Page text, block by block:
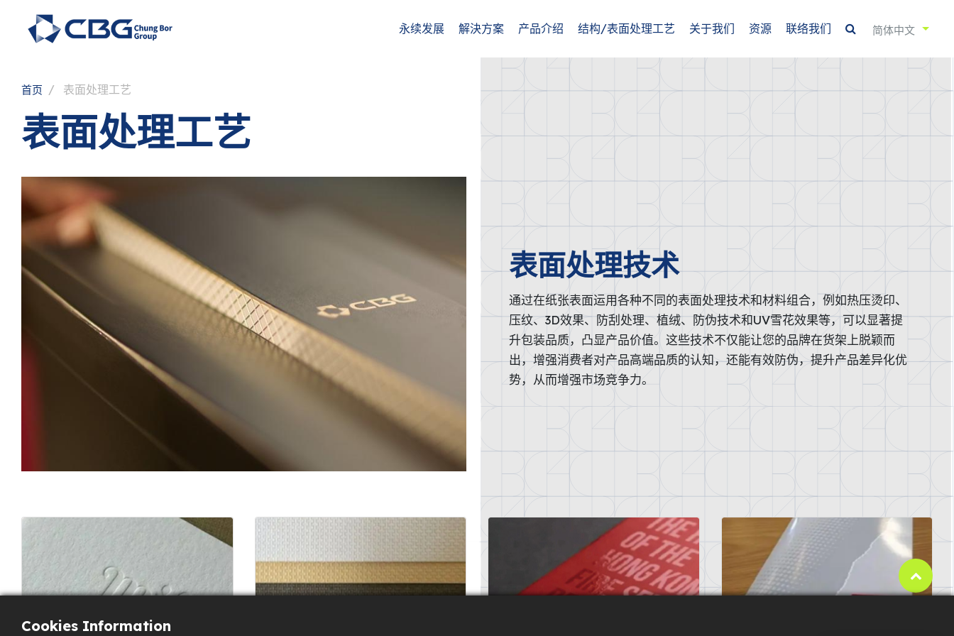
永续发展 解決方案 产品介绍 结构/表面处理工艺 关于我们 资源 联络我们 简体中文
首页 表面处理工艺
表面处理工艺
表面处理技术
通过在纸张表面运用各种不同的表面处理技术和材料组合，例如热压烫印、
压纹、3D效果、防刮处理、植绒、防伪技术和UV雪花效果等，可以显著提
升包装品质，凸显产品价值。这些技术不仅能让您的品牌在货架上脱颖而
出，增强消费者对产品高端品质的认知，还能有效防伪，提升产品差异化优
势，从而增强市场竞争力。
Cookies Information